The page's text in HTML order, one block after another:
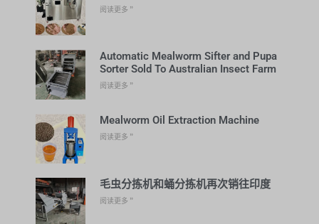
阅读更多 ”
Automatic Mealworm Sifter and Pupa
Sorter Sold To Australian Insect Farm
阅读更多 ”
Mealworm Oil Extraction Machine
阅读更多 ”
毛虫分拣机和蛹分拣机再次销往印度
阅读更多 ”